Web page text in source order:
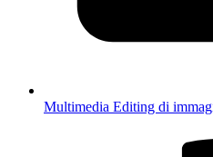
Multimedia Editing di